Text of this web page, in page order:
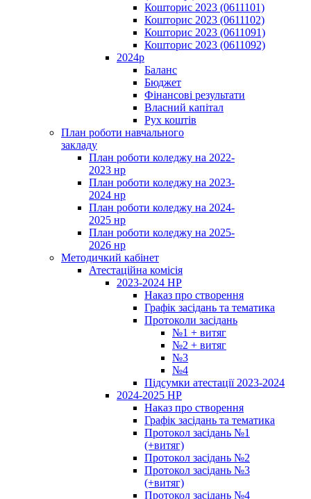
Кошторис 2023 (0611101)
Кошторис 2023 (0611102)
Кошторис 2023 (0611091)
Кошторис 2023 (0611092)
2024р
Баланс
Бюджет
Фінансові результати
Власний капітал
Рух коштів
План роботи навчального
закладу
План роботи коледжу на 2022-
2023 нр
План роботи коледжу на 2023-
2024 нр
План роботи коледжу на 2024-
2025 нр
План роботи коледжу на 2025-
2026 нр
Методичкий кабінет
Атестаційна комісія
2023-2024 НР
Наказ про створення
Графік засідань та тематика
Протоколи засідань
№1 + витяг
№2 + витяг
№3
№4
Підсумки атестації 2023-2024
2024-2025 НР
Наказ про створення
Графік засідань та тематика
Протокол засідань №1
(+витяг)
Протокол засідань №2
Протокол засідань №3
(+витяг)
Протокол засідань №4